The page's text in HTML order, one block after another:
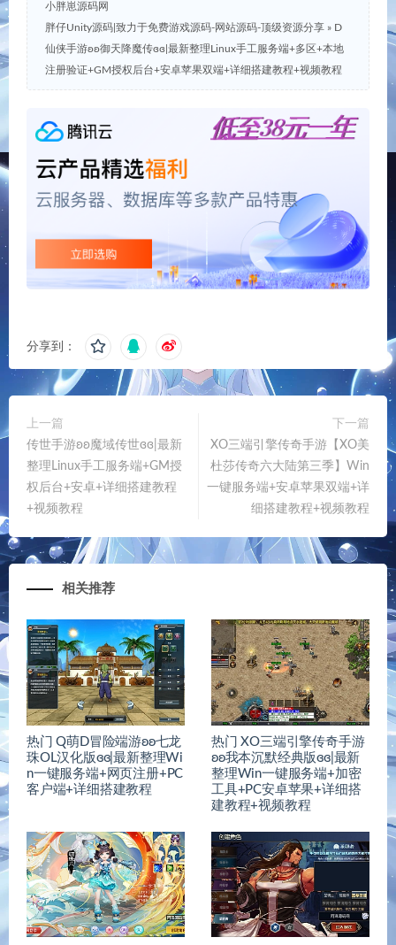
小胖崽源码网
胖仔Unity源码|致力于免费游戏源码-网站源码-顶级资源分享 » D
仙侠手游ʚʚ御天降魔传ɞɞ|最新整理Linux手工服务端+多区+本地
注册验证+GM授权后台+安卓苹果双端+详细搭建教程+视频教程
分享到：
上一篇
传世手游ʚʚ魔域传世ɞɞ|最新
整理Linux手工服务端+GM授
权后台+安卓+详细搭建教程
+视频教程
下一篇
XO三端引擎传奇手游【XO美
杜莎传奇六大陆第三季】Win
一键服务端+安卓苹果双端+详
细搭建教程+视频教程
相关推荐
热门 Q萌D冒险端游ʚʚ七龙
珠OL汉化版ɞɞ|最新整理Wi
n一键服务端+网页注册+PC
客户端+详细搭建教程
热门 XO三端引擎传奇手游
ʚʚ我本沉默经典版ɞɞ|最新
整理Win一键服务端+加密
工具+PC安卓苹果+详细搭
建教程+视频教程